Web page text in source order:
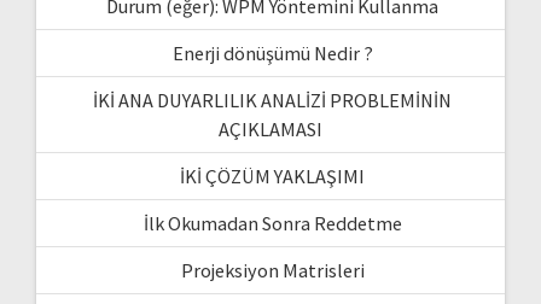
Durum (eğer): WPM Yöntemini Kullanma
Enerji dönüşümü Nedir ?
İKİ ANA DUYARLILIK ANALİZİ PROBLEMİNİN
AÇIKLAMASI
İKİ ÇÖZÜM YAKLAŞIMI
İlk Okumadan Sonra Reddetme
Projeksiyon Matrisleri